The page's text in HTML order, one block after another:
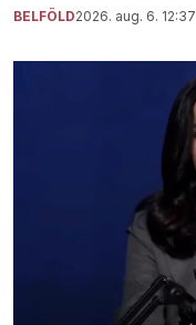
BELFÖLD2026. aug. 6. 12:37